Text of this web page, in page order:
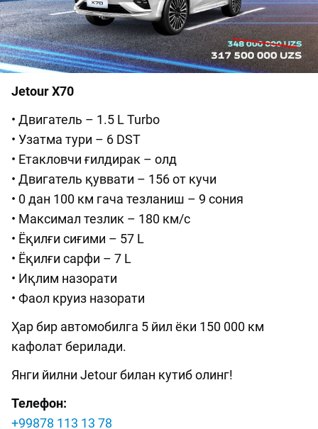
Jetour X70
• Двигатель – 1.5 L Turbo
• Узатма тури – 6 DST
• Етакловчи ғилдирак – олд
• Двигатель қуввати – 156 от кучи
• 0 дан 100 км гача тезланиш – 9 сония
• Максимал тезлик – 180 км/с
• Ёқилғи сиғими – 57 L
• Ёқилғи сарфи – 7 L
• Иқлим назорати
• Фаол круиз назорати
Ҳар бир автомобилга 5 йил ёки 150 000 км
кафолат берилади.
Янги йилни Jetour билан кутиб олинг!
Телефон:
+99878 113 13 78